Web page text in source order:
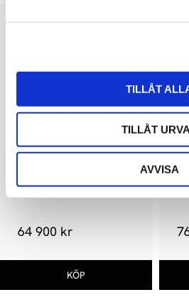
TILLÅT
TILLÅT
AVVISA
64 900 kr
JL